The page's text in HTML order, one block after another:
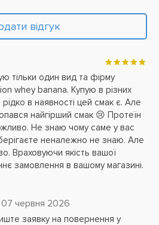
відгук
тільки один вид та фірму
whey banana. Купую в різних
в наявності цей смак є. Але
найгірший смак 😢 Протеїн
Не знаю чому саме у вас
неналежно не знаю. Але
Враховуючи якість вашої
замовлення в вашому магазині.
07 червня 2026
заявку на повернення у